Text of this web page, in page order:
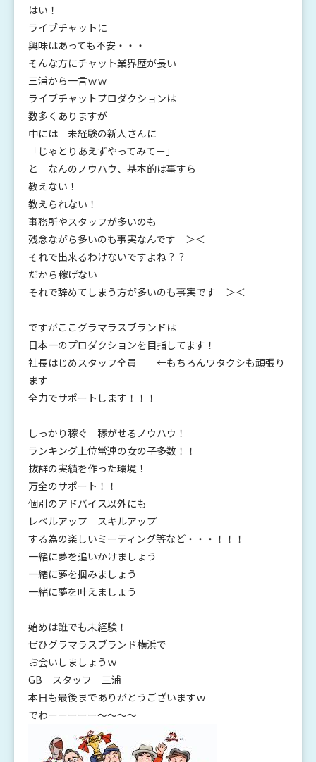
はい！
ライブチャットに
興味はあっても不安・・・
そんな方にチャット業界歴が長い
三浦から一言ｗｗ
ライブチャットプロダクションは
数多くありますが
中には 未経験の新人さんに
「じゃとりあえずやってみてー」
と なんのノウハウ、基本的は事すら
教えない！
教えられない！
事務所やスタッフが多いのも
残念ながら多いのも事実なんです ＞＜
それで出来るわけないですよね？？
だから稼げない
それで辞めてしまう方が多いのも事実です ＞＜
ですがここグラマラスブランドは
日本一のプロダクションを目指してます！
社長はじめスタッフ全員 ←もちろんワタクシも頑張り
ます
全力でサポートします！！！
しっかり稼ぐ 稼がせるノウハウ！
ランキング上位常連の女の子多数！！
抜群の実績を作った環境！
万全のサポート！！
個別のアドバイス以外にも
レベルアップ スキルアップ
する為の楽しいミーティング等など・・・！！！
一緒に夢を追いかけましょう
一緒に夢を掴みましょう
一緒に夢を叶えましょう
始めは誰でも未経験！
ぜひグラマラスブランド横浜で
お会いしましょうｗ
GB スタッフ 三浦
本日も最後までありがとうございますｗ
でわーーーーー～～～～